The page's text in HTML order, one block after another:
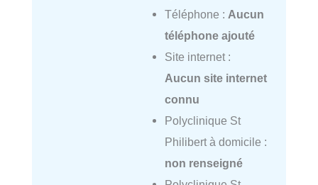
Téléphone : Aucun
téléphone ajouté
Site internet :
Aucun site internet
connu
Polyclinique St
Philibert à domicile :
non renseigné